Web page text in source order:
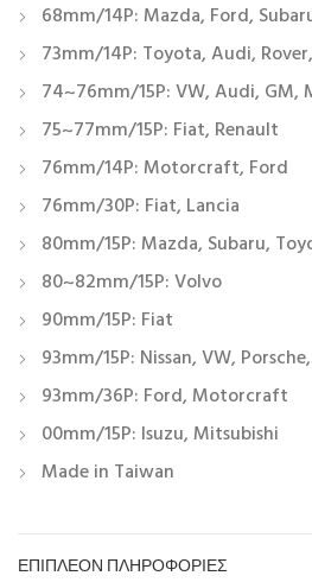
68mm/14P: Mazda, Ford,
73mm/14P: Toyota, Audi,
74~76mm/15P: VW, Audi, GM,
75~77mm/15P: Fiat, Renault
76mm/14P: Motorcraft, Ford
76mm/30P: Fiat, Lancia
80mm/15P: Mazda, Subaru,
80~82mm/15P: Volvo
90mm/15P: Fiat
93mm/15P: Nissan, VW,
93mm/36P: Ford, Motorcraft
00mm/15P: Isuzu, Mitsubishi
Made in Taiwan
ΕΠΙΠΛΈΟΝ ΠΛΗΡΟΦΟΡΊΕΣ